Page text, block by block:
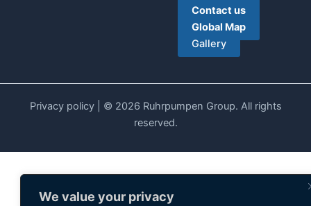
We value your privacy
Contact us
Global Map
Gallery
Privacy policy| © 2026 Ruhrpumpen Group. All rights
reserved.